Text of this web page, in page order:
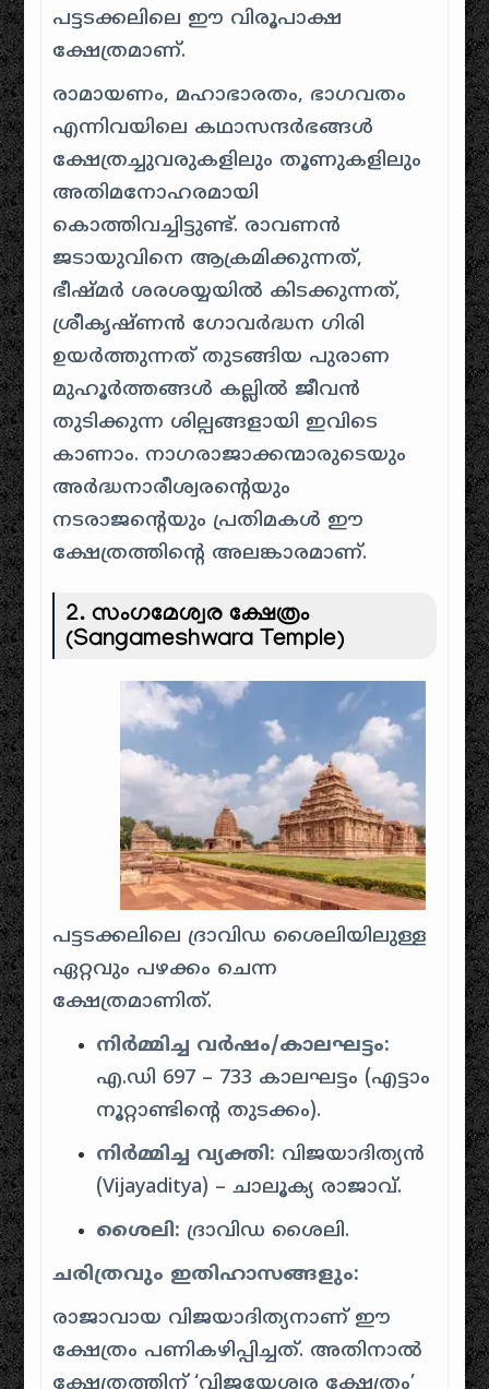
പട്ടടക്കലിലെ ഈ വിരൂപാക്ഷ
ക്ഷേത്രമാണ്.
രാമായണം, മഹാഭാരതം, ഭാഗവതം
എന്നിവയിലെ കഥാസന്ദർഭങ്ങൾ
ക്ഷേത്രച്ചുവരുകളിലും തൂണുകളിലും
അതിമനോഹരമായി
കൊത്തിവച്ചിട്ടുണ്ട്. രാവണൻ
ജടായുവിനെ ആക്രമിക്കുന്നത്,
ഭീഷ്മർ ശരശയ്യയിൽ കിടക്കുന്നത്,
ശ്രീകൃഷ്ണൻ ഗോവർദ്ധന ഗിരി
ഉയർത്തുന്നത് തുടങ്ങിയ പുരാണ
മുഹൂർത്തങ്ങൾ കല്ലിൽ ജീവൻ
തുടിക്കുന്ന ശില്പങ്ങളായി ഇവിടെ
കാണാം. നാഗരാജാക്കന്മാരുടെയും
അർദ്ധനാരീശ്വരന്റെയും
നടരാജന്റെയും പ്രതിമകൾ ഈ
ക്ഷേത്രത്തിന്റെ അലങ്കാരമാണ്.
2.സംഗമേശ്വര ക്ഷേത്രം
(Sangameshwara Temple)
പട്ടടക്കലിലെ ദ്രാവിഡ ശൈലിയിലുള്ള
ഏറ്റവും പഴക്കം ചെന്ന
ക്ഷേത്രമാണിത്.
നിർമ്മിച്ച വർഷം/കാലഘട്ടം:
എ.ഡി 697 – 733 കാലഘട്ടം (എട്ടാം
നൂറ്റാണ്ടിന്റെ തുടക്കം).
നിർമ്മിച്ച വ്യക്തി: വിജയാദിത്യൻ
(Vijayaditya) – ചാലൂക്യ രാജാവ്.
ശൈലി: ദ്രാവിഡ ശൈലി.
ചരിത്രവും ഇതിഹാസങ്ങളും:
രാജാവായ വിജയാദിത്യനാണ് ഈ
ക്ഷേത്രം പണികഴിപ്പിച്ചത്. അതിനാൽ